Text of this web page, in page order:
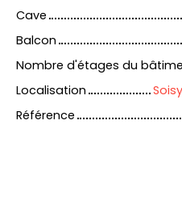
Cave
Balcon
Nombre d'étages du
Localisation
Référence